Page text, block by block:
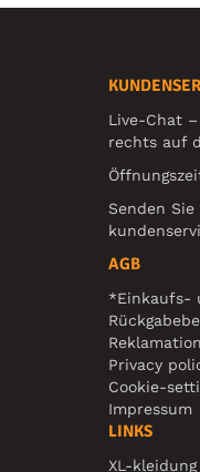
Live-Chat
rechts auf
Senden
AGB
*Einkaufs-
Privacy
Cookie-
Impressum
LINKS
XL-kleidung